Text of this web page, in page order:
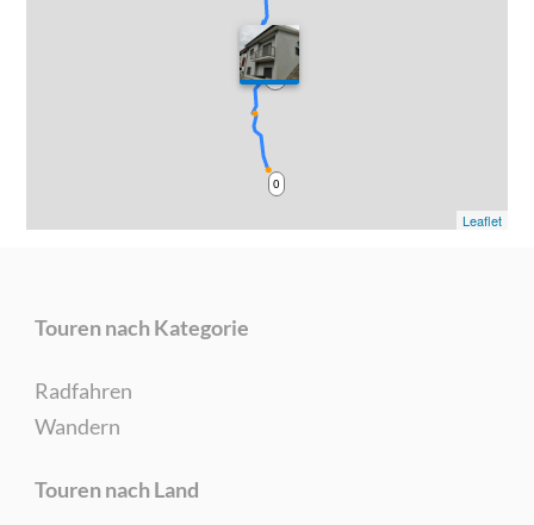
0
50
Leaflet
Touren nach Kategorie
Radfahren
Wandern
Touren nach Land